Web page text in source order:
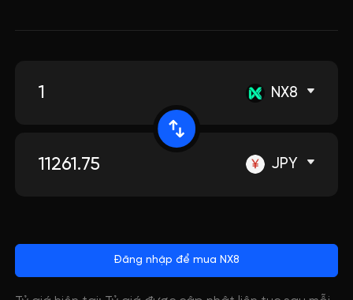
NX8
JPY
Đăng nhập để mua NX8